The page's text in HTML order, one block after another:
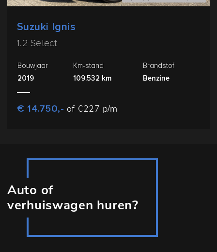
Suzuki Ignis
1.2 Select
Bouwjaar
2019
Km-stand
109.532 km
Brandstof
Benzine
€ 14.750,- of €227 p/m
Auto of
verhuiswagen huren?